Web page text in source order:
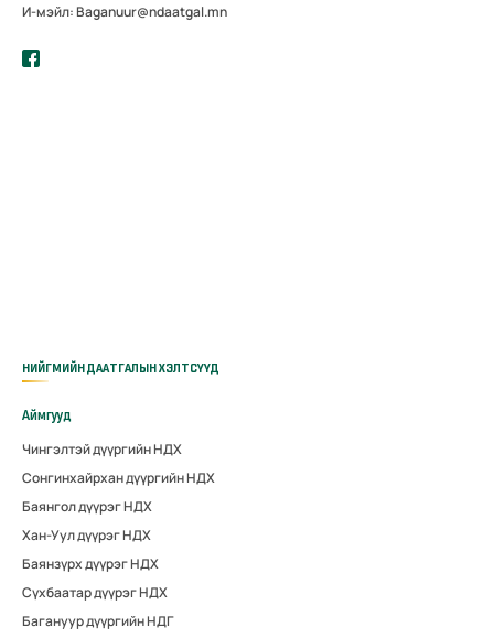
И-мэйл: Baganuur@ndaatgal.mn
НИЙГМИЙН ДААТГАЛЫН ХЭЛТСҮҮД
Аймгууд
Чингэлтэй дүүргийн НДХ
Сонгинхайрхан дүүргийн НДХ
Баянгол дүүрэг НДХ
Хан-Уул дүүрэг НДХ
Баянзүрх дүүрэг НДХ
Сүхбаатар дүүрэг НДХ
Багануур дүүргийн НДГ